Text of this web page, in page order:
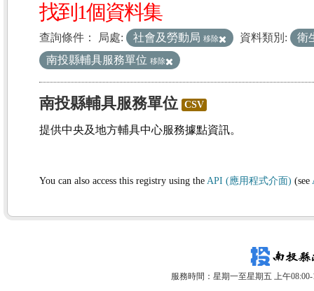
找到1個資料集
查詢條件： 局處: 社會及勞動局 移除 資料類別:
衛
南投縣輔具服務單位 移除
南投縣輔具服務單位 CSV
提供中央及地方輔具中心服務據點資訊。
You can also access this registry using the API (應用程式介面) (see
服務時間：星期一至星期五 上午